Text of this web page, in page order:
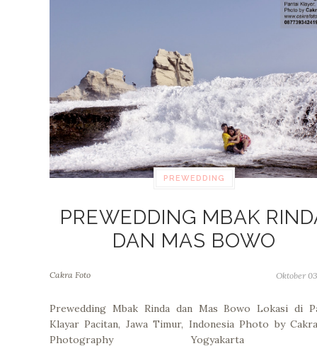
PREWEDDING
PREWEDDING MBAK
DAN MAS BOWO
Cakra Foto Oktober
Prewedding Mbak Rinda dan Mas Bowo Lokasi di
Klayar Pacitan, Jawa Timur, Indonesia Photo by
Photography Yogyakarta